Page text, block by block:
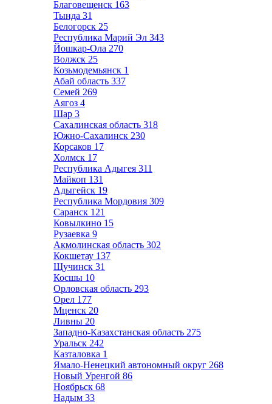
Благовещенск 163
Тында 31
Белогорск 25
Республика Марий Эл 343
Йошкар-Ола 270
Волжск 25
Козьмодемьянск 1
Абай область 337
Семей 269
Аягоз 4
Шар 3
Сахалинская область 318
Южно-Сахалинск 230
Корсаков 17
Холмск 17
Республика Адыгея 311
Майкоп 131
Адыгейск 19
Республика Мордовия 309
Саранск 121
Ковылкино 15
Рузаевка 9
Акмолинская область 302
Кокшетау 137
Щучинск 31
Косшы 10
Орловская область 293
Орел 177
Мценск 20
Ливны 20
Западно-Казахстанская область 275
Уральск 242
Казталовка 1
Ямало-Ненецкий автономный округ 268
Новый Уренгой 86
Ноябрьск 68
Надым 33